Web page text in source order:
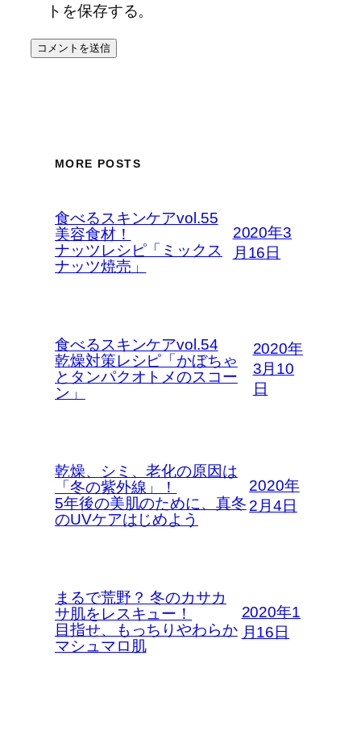
トを保存する。
MORE POSTS
食べるスキンケアvol.55
美容食材！
ナッツレシピ「ミックス
ナッツ焼売」
2020年3
月16日
食べるスキンケアvol.54
乾燥対策レシピ「かぼちゃ
とタンパクオトメのスコー
ン」
2020年
3月10
日
乾燥、シミ、老化の原因は
「冬の紫外線」！
5年後の美肌のために、真冬
のUVケアはじめよう
2020年
2月4日
まるで荒野？ 冬のカサカ
サ肌をレスキュー！
目指せ、もっちりやわらか
マシュマロ肌
2020年1
月16日